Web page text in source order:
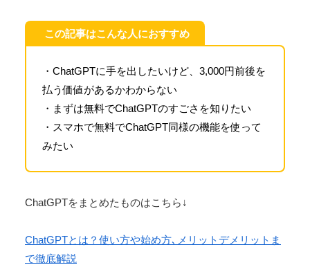
この記事はこんな人におすすめ
・ChatGPTに手を出したいけど、3,000円前後を
払う価値があるかわからない
・まずは無料でChatGPTのすごさを知りたい
・スマホで無料でChatGPT同様の機能を使って
みたい
ChatGPTをまとめたものはこちら↓
ChatGPTとは？使い方や始め方､メリットデメリットま
で徹底解説